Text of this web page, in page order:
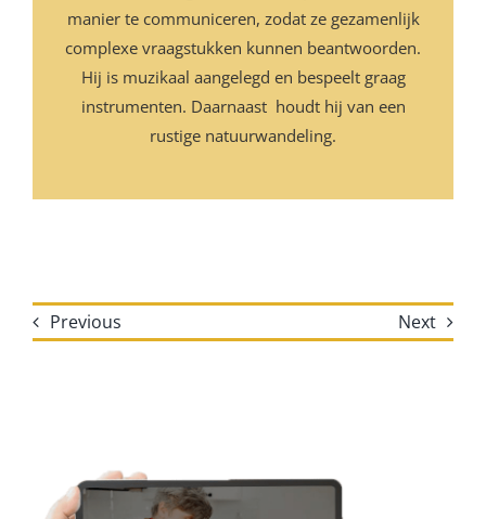
manier te communiceren, zodat ze gezamenlijk
complexe vraagstukken kunnen beantwoorden.
Hij is muzikaal aangelegd en bespeelt graag
instrumenten. Daarnaast houdt hij van een
rustige natuurwandeling.
Previous Next